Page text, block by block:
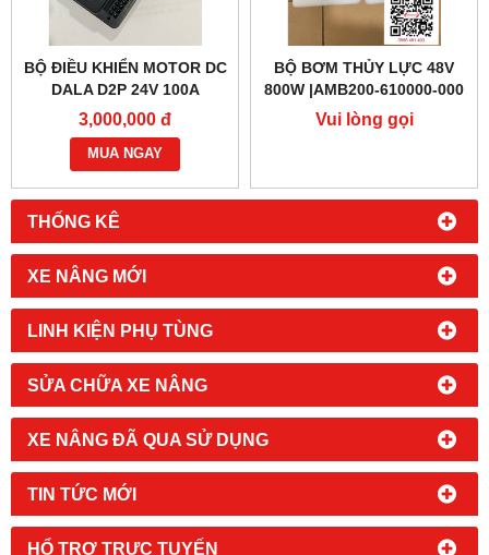
THỐNG KÊ
XE NÂNG MỚI
LINH KIỆN PHỤ TÙNG
SỬA CHỮA XE NÂNG
XE NÂNG ĐÃ QUA SỬ DỤNG
TIN TỨC MỚI
HỔ TRỢ TRỰC TUYẾN
BỘ ĐIỀU KHIỂN MOTOR DC
DALA D2P 24V 100A
3,000,000 đ
MUA NGAY
BỘ BƠM THỦY LỰC 48V
800W |AMB200-610000-000
Vui lòng gọi